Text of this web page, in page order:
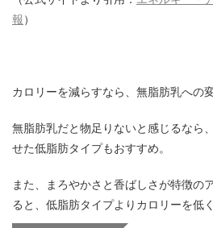
報）
カロリーを減らすなら、無脂肪乳への
無脂肪乳だと物足りないと感じるなら
せた低脂肪タイプもおすすめ。
また、まろやかさと香ばしさが特徴の
ると、低脂肪タイプよりカロリーを低